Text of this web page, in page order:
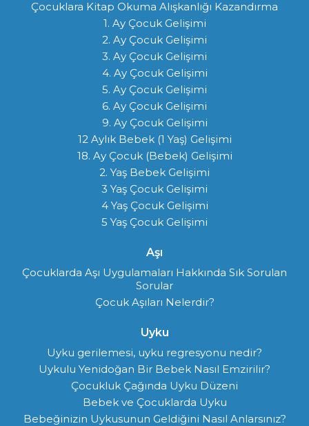
Çocuklara Kitap Okuma Alışkanlığı Kazandırma
1. Ay Çocuk Gelişimi
2. Ay Çocuk Gelişimi
3. Ay Çocuk Gelişimi
4. Ay Çocuk Gelişimi
5. Ay Çocuk Gelişimi
6. Ay Çocuk Gelişimi
9. Ay Çocuk Gelişimi
12 Aylık Bebek (1 Yaş) Gelişimi
18. Ay Çocuk (Bebek) Gelişimi
2. Yaş Bebek Gelişimi
3 Yaş Çocuk Gelişimi
4 Yaş Çocuk Gelişimi
5 Yaş Çocuk Gelişimi
Aşı
Çocuklarda Aşı Uygulamaları Hakkında Sık Sorulan
Sorular
Çocuk Aşıları Nelerdir?
Uyku
Uyku gerilemesi, uyku regresyonu nedir?
Uykulu Yenidoğan Bir Bebek Nasıl Emzirilir?
Çocukluk Çağında Uyku Düzeni
Bebek ve Çocuklarda Uyku
Bebeğinizin Uykusunun Geldiğini Nasıl Anlarsınız?